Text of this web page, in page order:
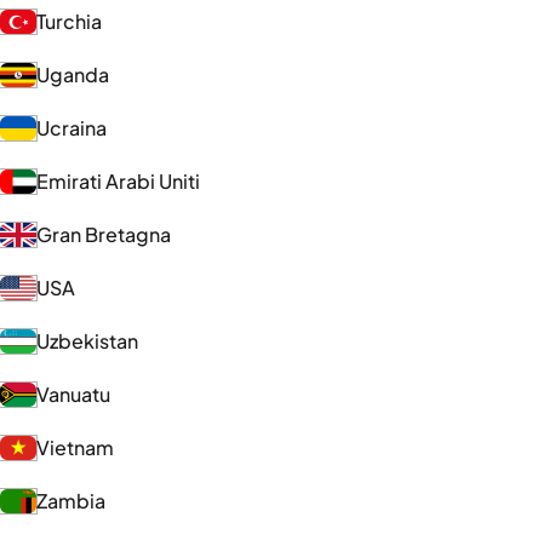
Turchia
Uganda
Ucraina
Emirati Arabi Uniti
Gran Bretagna
USA
Uzbekistan
Vanuatu
Vietnam
Zambia